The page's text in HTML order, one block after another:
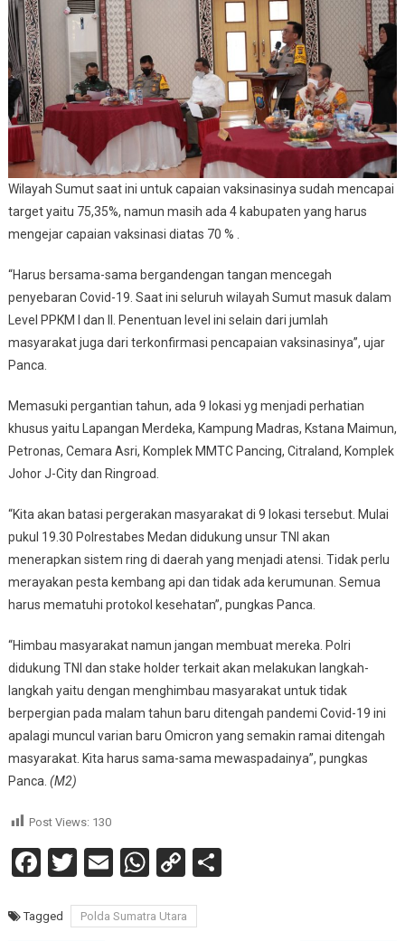
Wilayah Sumut saat ini untuk capaian vaksinasinya sudah mencapai
target yaitu 75,35%, namun masih ada 4 kabupaten yang harus
mengejar capaian vaksinasi diatas 70 % .
“Harus bersama-sama bergandengan tangan mencegah
penyebaran Covid-19. Saat ini seluruh wilayah Sumut masuk dalam
Level PPKM I dan II. Penentuan level ini selain dari jumlah
masyarakat juga dari terkonfirmasi pencapaian vaksinasinya”, ujar
Panca.
Memasuki pergantian tahun, ada 9 lokasi yg menjadi perhatian
khusus yaitu Lapangan Merdeka, Kampung Madras, Kstana Maimun,
Petronas, Cemara Asri, Komplek MMTC Pancing, Citraland, Komplek
Johor J-City dan Ringroad.
“Kita akan batasi pergerakan masyarakat di 9 lokasi tersebut. Mulai
pukul 19.30 Polrestabes Medan didukung unsur TNI akan
menerapkan sistem ring di daerah yang menjadi atensi. Tidak perlu
merayakan pesta kembang api dan tidak ada kerumunan. Semua
harus mematuhi protokol kesehatan”, pungkas Panca.
“Himbau masyarakat namun jangan membuat mereka. Polri
didukung TNI dan stake holder terkait akan melakukan langkah-
langkah yaitu dengan menghimbau masyarakat untuk tidak
berpergian pada malam tahun baru ditengah pandemi Covid-19 ini
apalagi muncul varian baru Omicron yang semakin ramai ditengah
masyarakat. Kita harus sama-sama mewaspadainya”, pungkas
Panca. (M2)
Post Views: 130
Facebook
Twitter
EmailWhatsApp
CopyShare
Tagged Polda Sumatra Utara